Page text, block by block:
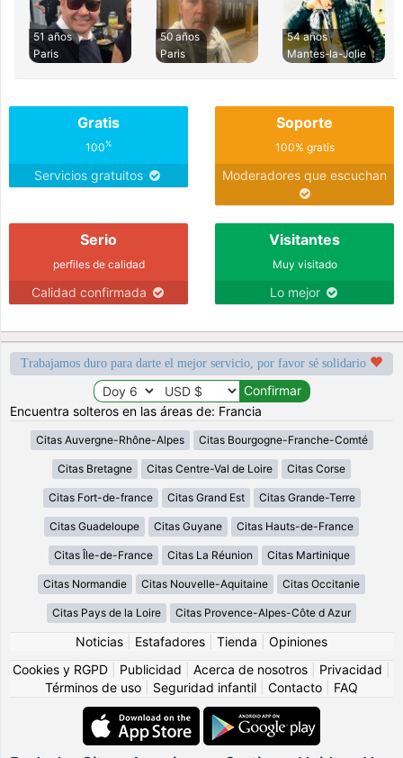
51 años
Paris
50 años
Paris
54 años
Mantes-la-Jolie
Gratis
100%
Servicios gratuitos
Soporte
100% gratis
Moderadores que escuchan
Serio
perfiles de calidad
Calidad confirmada
Visitantes
Muy visitado
Lo mejor
Trabajamos duro para darte el mejor servicio, por favor sé solidario
Encuentra solteros en las áreas de: Francia
Citas Auvergne-Rhône-Alpes Citas Bourgogne-Franche-Comté
Citas Bretagne Citas Centre-Val de Loire Citas Corse
Citas Fort-de-france Citas Grand Est Citas Grande-Terre
Citas Guadeloupe Citas Guyane Citas Hauts-de-France
Citas Île-de-France Citas La Réunion Citas Martinique
Citas Normandie Citas Nouvelle-Aquitaine Citas Occitanie
Citas Pays de la Loire Citas Provence-Alpes-Côte d Azur
Noticias Estafadores Tienda
Opiniones
Cookies y RGPD
Publicidad Acerca de nosotros Privacidad
Términos de uso
Seguridad infantil Contacto FAQ